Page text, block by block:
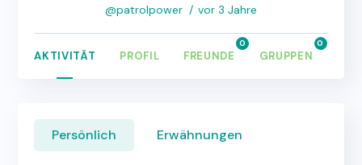
@patrolpower vor 3 Jahre
AKTIVITÄT PROFIL FREUNDE
0
GRUPPEN
0
Persönlich Erwähnungen